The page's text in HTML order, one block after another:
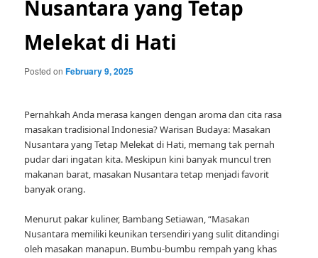
Nusantara yang Tetap
Melekat di Hati
Posted onFebruary 9, 2025
Pernahkah Anda merasa kangen dengan aroma dan cita rasa
masakan tradisional Indonesia? Warisan Budaya: Masakan
Nusantara yang Tetap Melekat di Hati, memang tak pernah
pudar dari ingatan kita. Meskipun kini banyak muncul tren
makanan barat, masakan Nusantara tetap menjadi favorit
banyak orang.
Menurut pakar kuliner, Bambang Setiawan, “Masakan
Nusantara memiliki keunikan tersendiri yang sulit ditandingi
oleh masakan manapun. Bumbu-bumbu rempah yang khas